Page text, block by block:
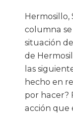
Hermosillo,
columna
situación
de
las
hecho en
por hacer?
acción que